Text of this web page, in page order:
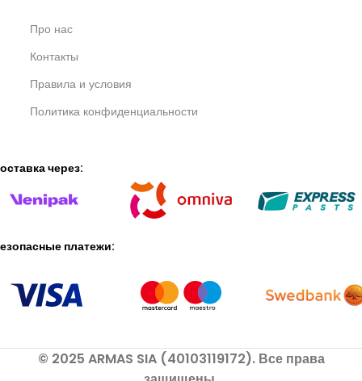
Про нас
Контакты
Правила и условия
Политика конфиденциальности
через:
платежи:
© 2025 ARMAS SIA (40103119172). Все права